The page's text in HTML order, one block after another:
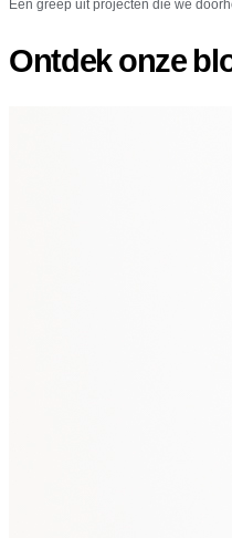
Een greep uit projecten die we
Ontdek onze